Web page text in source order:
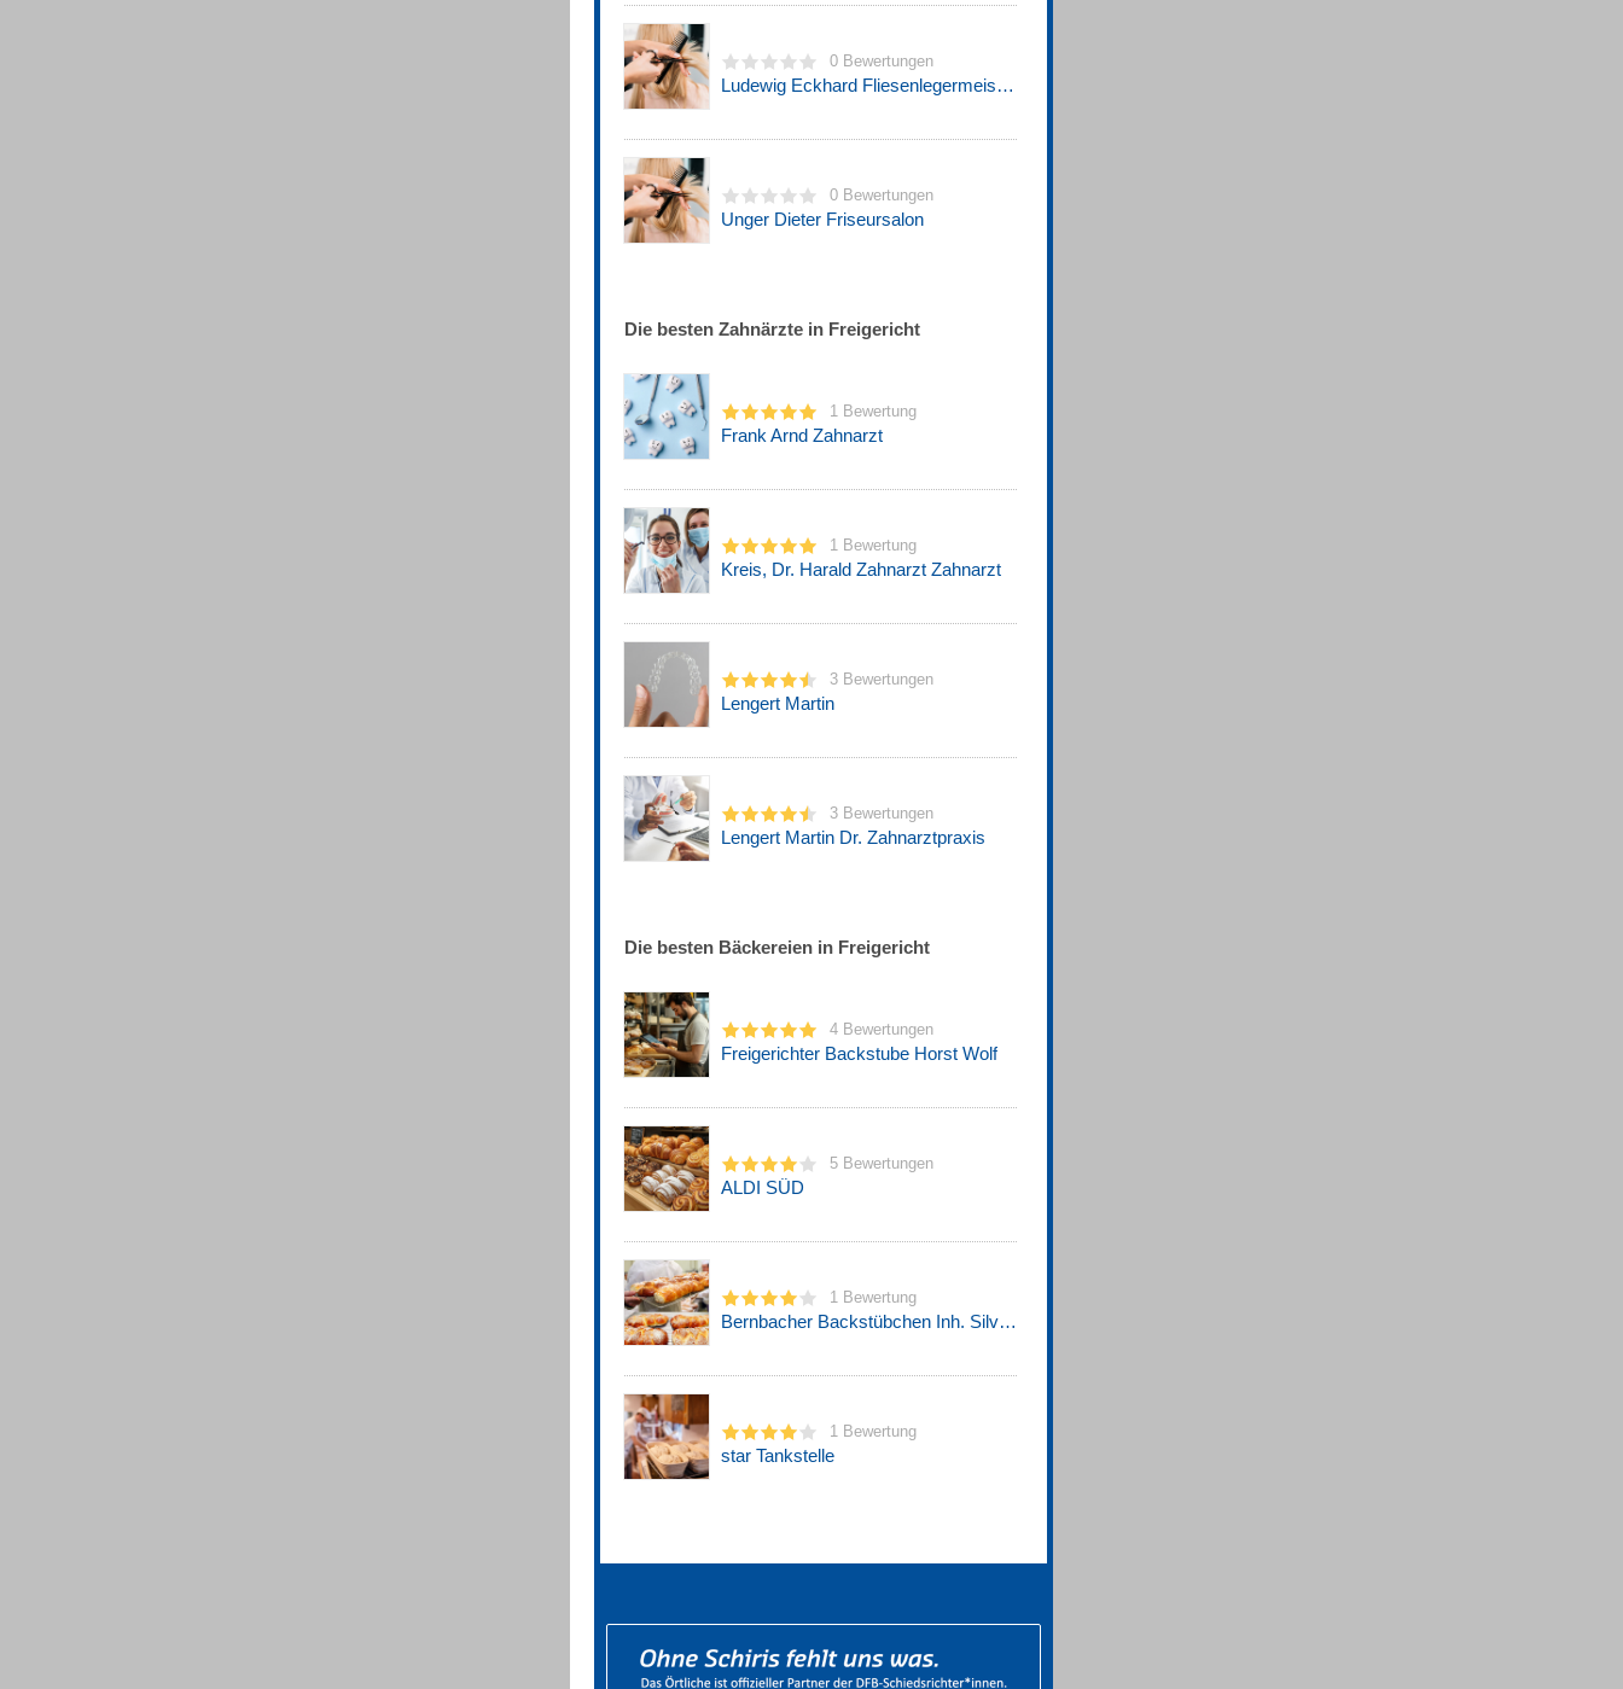
0 Bewertungen
Ludewig Eckhard Fliesenlegermeister , Gertrud FrieseurMstr.
0 Bewertungen
Unger Dieter Friseursalon
Die besten Zahnärzte in Freigericht
1 Bewertung
Frank Arnd Zahnarzt
1 Bewertung
Kreis, Dr. Harald Zahnarzt Zahnarzt
3 Bewertungen
Lengert Martin
3 Bewertungen
Lengert Martin Dr. Zahnarztpraxis
Die besten Bäckereien in Freigericht
4 Bewertungen
Freigerichter Backstube Horst Wolf
5 Bewertungen
ALDI SÜD
1 Bewertung
Bernbacher Backstübchen Inh. Silvia Rosenberger
1 Bewertung
star Tankstelle